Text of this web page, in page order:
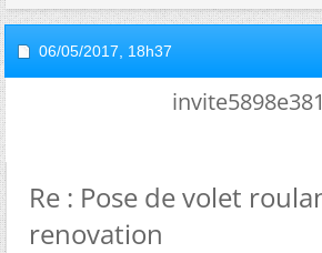
06/05/2017, 18h37
invite5898e381
Re : Pose de volet
renovation